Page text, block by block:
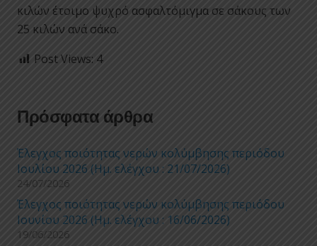
κιλών έτοιμο ψυχρό ασφαλτόμιγμα σε σάκους των
25 κιλών ανά σάκο.
Post Views: 4
Πρόσφατα άρθρα
Έλεγχος ποιότητας νερών κολύμβησης περιόδου
Ιουλίου 2026 (Ημ. ελέγχου : 21/07/2026)
24/07/2026
Έλεγχος ποιότητας νερών κολύμβησης περιόδου
Ιουνίου 2026 (Ημ. ελέγχου : 16/06/2026)
19/06/2026